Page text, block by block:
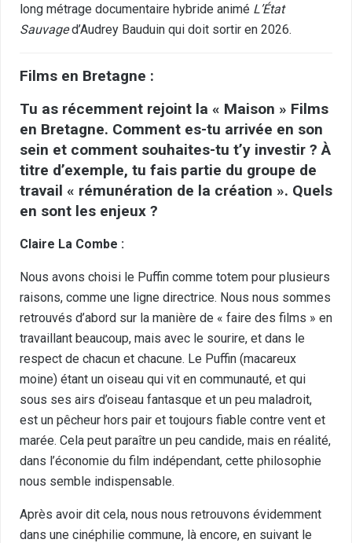
long métrage documentaire hybride animé L’État
Sauvaged’Audrey Bauduin qui doit sortir en 2026.
Films en Bretagne :
Tu as récemment rejoint la « Maison » Films
en Bretagne. Comment es-tu arrivée en son
sein et comment souhaites-tu t’y investir ? À
titre d’exemple, tu fais partie du groupe de
travail « rémunération de la création ». Quels
en sont les enjeux ?
Claire La Combe :
Nous avons choisi le Puffin comme totem pour plusieurs
raisons, comme une ligne directrice. Nous nous sommes
retrouvés d’abord sur la manière de « faire des films » en
travaillant beaucoup, mais avec le sourire, et dans le
respect de chacun et chacune. Le Puffin (macareux
moine) étant un oiseau qui vit en communauté, et qui
sous ses airs d’oiseau fantasque et un peu maladroit,
est un pêcheur hors pair et toujours fiable contre vent et
marée. Cela peut paraître un peu candide, mais en réalité,
dans l’économie du film indépendant, cette philosophie
nous semble indispensable.
Après avoir dit cela, nous nous retrouvons évidemment
dans une cinéphilie commune, là encore, en suivant le